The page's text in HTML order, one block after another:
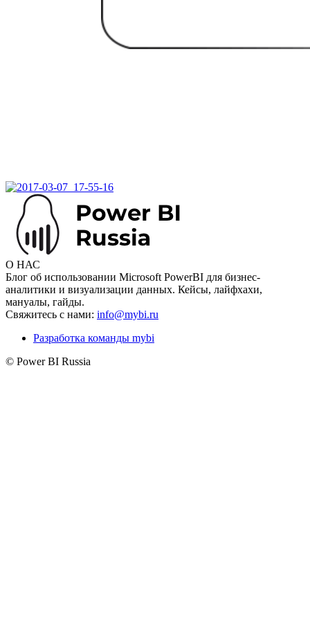
О НАС
Блог об использовании Microsoft PowerBI для бизнес-
аналитики и визуализации данных. Кейсы, лайфхахи,
мануалы, гайды.
Свяжитесь с нами: info@mybi.ru
Разработка команды mybi
© Power BI Russia